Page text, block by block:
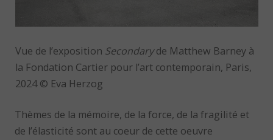
Vue de l’exposition Secondaryde Matthew Barney à
la Fondation Cartier pour l’art contemporain, Paris,
2024 © Eva Herzog
Thèmes de la mémoire, de la force, de la fragilité et
de l’élasticité sont au coeur de cette oeuvre